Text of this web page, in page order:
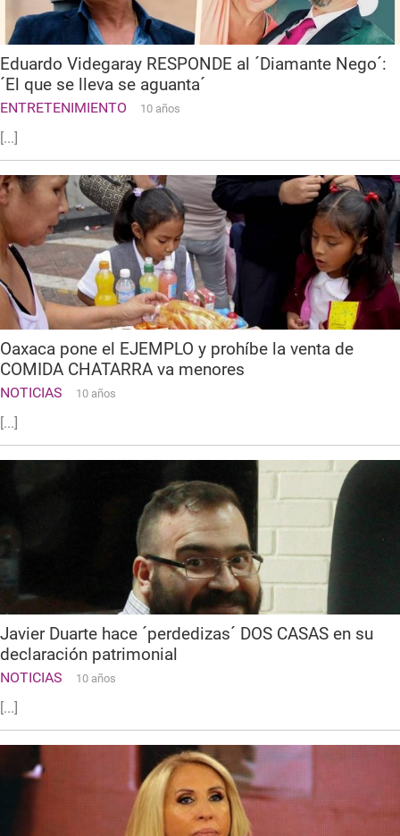
Eduardo Videgaray RESPONDE al ´Diamante Nego´:
´El que se lleva se aguanta´
ENTRETENIMIENTO 10 años
[...]
Oaxaca pone el EJEMPLO y prohíbe la venta de
COMIDA CHATARRA va menores
NOTICIAS 10 años
[...]
Javier Duarte hace ´perdedizas´ DOS CASAS en su
declaración patrimonial
NOTICIAS 10 años
[...]